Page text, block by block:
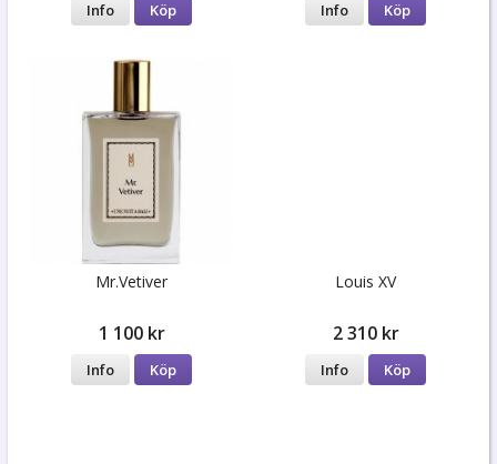
Info Köp Info Köp
Mr.Vetiver
1 100 kr
Info Köp
Louis XV
2 310 kr
Info Köp